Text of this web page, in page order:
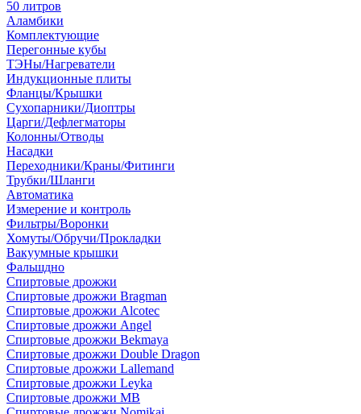
50 литров
Аламбики
Комплектующие
Перегонные кубы
ТЭНы/Нагреватели
Индукционные плиты
Фланцы/Крышки
Сухопарники/Диоптры
Царги/Дефлегматоры
Колонны/Отводы
Насадки
Переходники/Краны/Фитинги
Трубки/Шланги
Автоматика
Измерение и контроль
Фильтры/Воронки
Хомуты/Обручи/Прокладки
Вакуумные крышки
Фальшдно
Спиртовые дрожжи
Спиртовые дрожжи Bragman
Спиртовые дрожжи Alcotec
Спиртовые дрожжи Angel
Спиртовые дрожжи Bekmaya
Спиртовые дрожжи Double Dragon
Спиртовые дрожжи Lallemand
Спиртовые дрожжи Leyka
Спиртовые дрожжи MB